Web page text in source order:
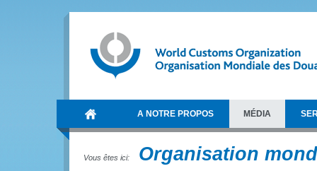
A NOTRE PROPOS MÉDIA
Vous êtes ici:
Organisation